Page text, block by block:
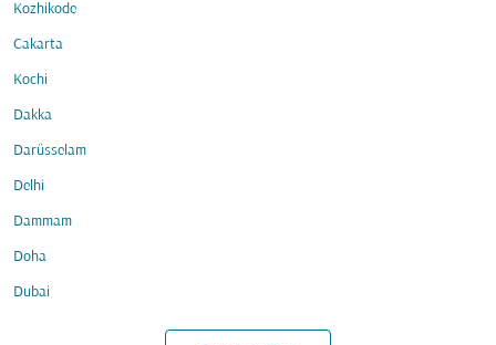
Kozhikode
Cakarta
Kochi
Dakka
Darüsselam
Delhi
Dammam
Doha
Dubai